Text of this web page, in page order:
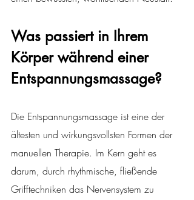
Was passiert in Ihrem
Körper während einer
Entspannungsmassage?
Die Entspannungsmassage ist eine der
ältesten und wirkungsvollsten Formen der
manuellen Therapie. Im Kern geht es
darum, durch rhythmische, fließende
Grifftechniken das Nervensystem zu